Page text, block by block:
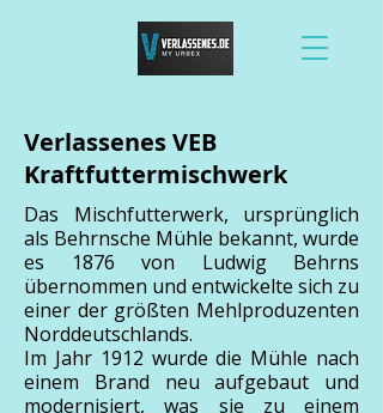
Verlassenes VEB
Kraftfuttermischwerk
Das Mischfutterwerk, ursprünglich
als Behrnsche Mühle bekannt, wurde
es 1876 von Ludwig Behrns
übernommen und entwickelte sich zu
einer der größten Mehlproduzenten
Norddeutschlands.
Im Jahr 1912 wurde die Mühle nach
einem Brand neu aufgebaut und
modernisiert, was sie zu einem